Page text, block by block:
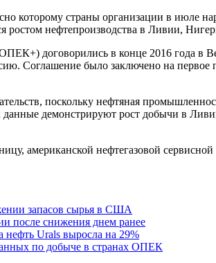
которому страны организации в июле
ростом нефтепроизводства в Ливии,
договорились в конце 2016 года в
Соглашение было заключено на
поскольку нефтяная
демонстрируют рост добычи в
американской нефтегазовой
запасов сырья в США
после снижения днем ранее
нефть Urals выросла на 29%
по добыче в странах ОПЕК